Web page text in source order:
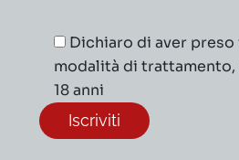
Dichiaro di aver preso
modalità di
18 anni